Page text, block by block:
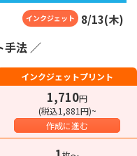
インクジェット 8/13(木)
手法 ／
インクジェットプリント
1,710円
(税込1,881円)~
作成に進む